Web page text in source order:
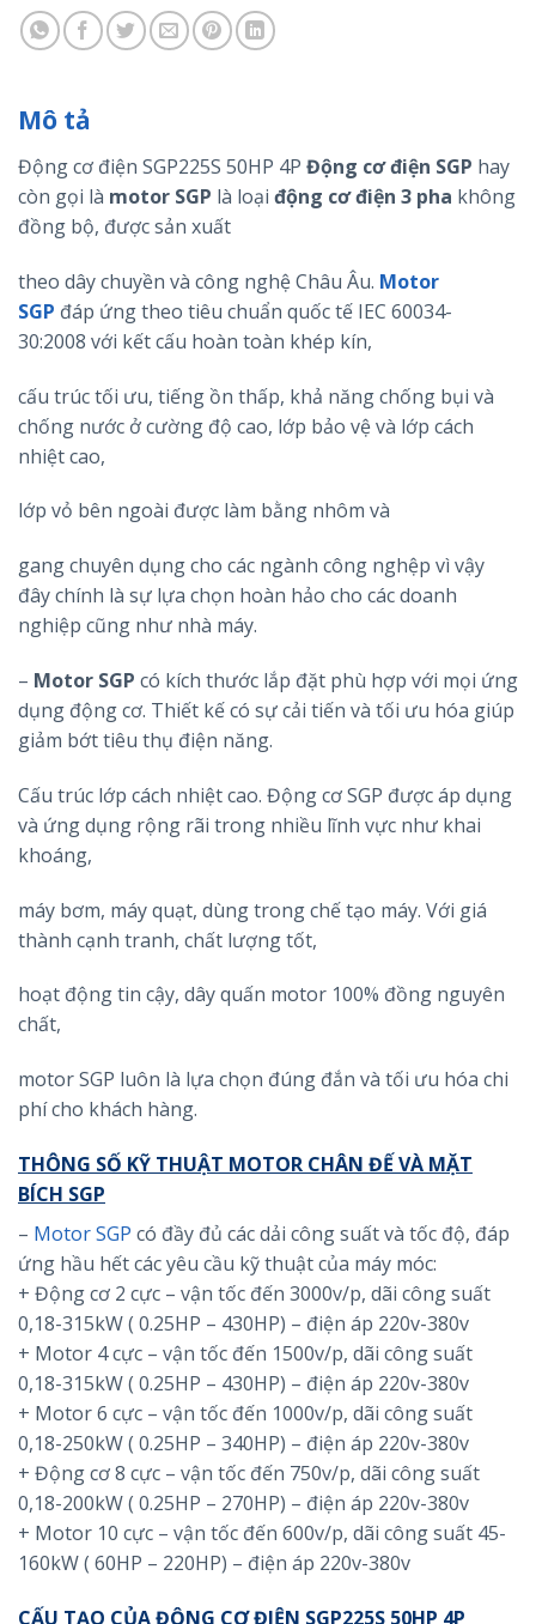
Mô tả
Động cơ điện SGP225S 50HP 4P Động cơ điện SGP hay
còn gọi là motor SGP là loại động cơ điện 3 pha không
đồng bộ, được sản xuất
theo dây chuyền và công nghệ Châu Âu. Motor
SGP đáp ứng theo tiêu chuẩn quốc tế IEC 60034-
30:2008 với kết cấu hoàn toàn khép kín,
cấu trúc tối ưu, tiếng ồn thấp, khả năng chống bụi và
chống nước ở cường độ cao, lớp bảo vệ và lớp cách
nhiệt cao,
lớp vỏ bên ngoài được làm bằng nhôm và
gang chuyên dụng cho các ngành công nghệp vì vậy
đây chính là sự lựa chọn hoàn hảo cho các doanh
nghiệp cũng như nhà máy.
– Motor SGP có kích thước lắp đặt phù hợp với mọi ứng
dụng động cơ. Thiết kế có sự cải tiến và tối ưu hóa giúp
giảm bớt tiêu thụ điện năng.
Cấu trúc lớp cách nhiệt cao. Động cơ SGP được áp dụng
và ứng dụng rộng rãi trong nhiều lĩnh vực như khai
khoáng,
máy bơm, máy quạt, dùng trong chế tạo máy. Với giá
thành cạnh tranh, chất lượng tốt,
hoạt động tin cậy, dây quấn motor 100% đồng nguyên
chất,
motor SGP luôn là lựa chọn đúng đắn và tối ưu hóa chi
phí cho khách hàng.
THÔNG SỐ KỸ THUẬT MOTOR CHÂN ĐẾ VÀ MẶT
BÍCH SGP
– Motor SGP có đầy đủ các dải công suất và tốc độ, đáp
ứng hầu hết các yêu cầu kỹ thuật của máy móc:
+ Động cơ 2 cực – vận tốc đến 3000v/p, dãi công suất
0,18-315kW ( 0.25HP – 430HP) – điện áp 220v-380v
+ Motor 4 cực – vận tốc đến 1500v/p, dãi công suất
0,18-315kW ( 0.25HP – 430HP) – điện áp 220v-380v
+ Motor 6 cực – vận tốc đến 1000v/p, dãi công suất
0,18-250kW ( 0.25HP – 340HP) – điện áp 220v-380v
+ Động cơ 8 cực – vận tốc đến 750v/p, dãi công suất
0,18-200kW ( 0.25HP – 270HP) – điện áp 220v-380v
+ Motor 10 cực – vận tốc đến 600v/p, dãi công suất 45-
160kW ( 60HP – 220HP) – điện áp 220v-380v
CẤU TẠO CỦA ĐỘNG CƠ ĐIỆN SGP225S 50HP 4P